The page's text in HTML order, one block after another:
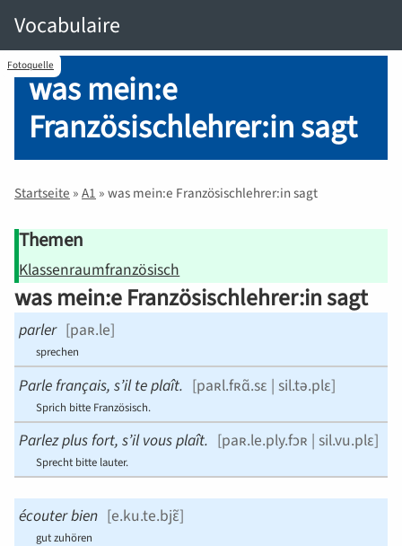
Vocabulaire
Fotoquelle
was mein:e
Französischlehrer:in sagt
Startseite » A1 » was mein:e Französischlehrer:in sagt
Themen
Klassenraum­französisch
was mein:e Französischlehrer:in sagt
parler [paʀ.le]
sprechen
Parle français, s’il te plaît. [paʀl.fʀɑ̃.sɛ | sil.tə.plɛ]
Sprich bitte Französisch.
Parlez plus fort, s’il vous plaît. [paʀ.le.ply.fɔʀ | sil.vu.plɛ]
Sprecht bitte lauter.
écouter bien [e.ku.te.bjɛ̃]
gut zuhören